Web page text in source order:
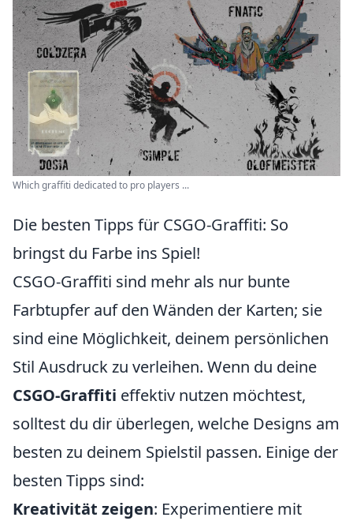
Which graffiti dedicated to pro players ...
Die besten Tipps für CSGO-Graffiti: So
bringst du Farbe ins Spiel!
CSGO-Graffiti sind mehr als nur bunte
Farbtupfer auf den Wänden der Karten; sie
sind eine Möglichkeit, deinem persönlichen
Stil Ausdruck zu verleihen. Wenn du deine
CSGO-Graffiti effektiv nutzen möchtest,
solltest du dir überlegen, welche Designs am
besten zu deinem Spielstil passen. Einige der
besten Tipps sind:
Kreativität zeigen: Experimentiere mit